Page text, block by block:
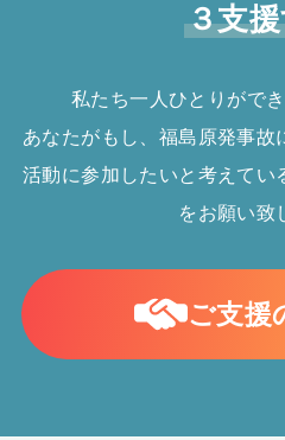
３支
私たち一人ひとりがで
あなたがもし、福島原発事故
活動に参加したいと考えてい
をお願い致
ご支援